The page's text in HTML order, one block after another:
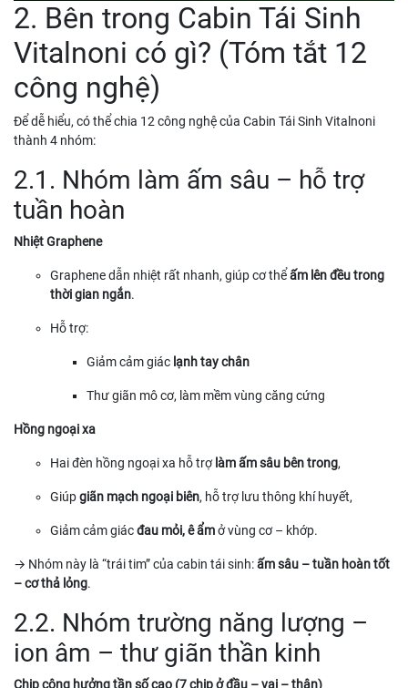
2. Bên trong Cabin Tái Sinh
Vitalnoni có gì? (Tóm tắt 12
công nghệ)
Để dễ hiểu, có thể chia 12 công nghệ của Cabin Tái Sinh Vitalnoni
thành 4 nhóm:
2.1. Nhóm làm ấm sâu – hỗ trợ
tuần hoàn
Nhiệt Graphene
Graphene dẫn nhiệt rất nhanh, giúp cơ thểấm lên đều trong
thời gian ngắn.
Hỗ trợ:
Giảm cảm giác lạnh tay chân
Thư giãn mô cơ, làm mềm vùng căng cứng
Hồng ngoại xa
Hai đèn hồng ngoại xa hỗ trợ làm ấm sâu bên trong,
Giúpgiãn mạch ngoại biên, hỗ trợ lưu thông khí huyết,
Giảm cảm giácđau mỏi, ê ẩmở vùng cơ – khớp.
→ Nhóm này là “trái tim” của cabin tái sinh:ấm sâu – tuần hoàn tốt
– cơ thả lỏng.
2.2. Nhóm trường năng lượng –
ion âm – thư giãn thần kinh
Chip cộng hưởng tần số cao (7 chip ở đầu – vai – thân)